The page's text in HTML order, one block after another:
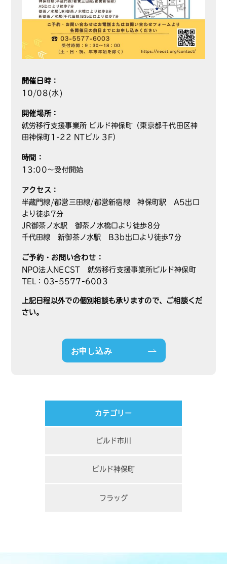
開催日時：
10/08(水)
開催場所：
就労移行支援事業所 ビルド神保町（東京都千代田区神
田神保町1-22 NTビル 3F）
時間：
13:00～受付開始
アクセス：
半蔵門線/都営三田線/都営新宿線 神保町駅 A5出口
より徒歩7分
JR御茶ノ水駅 御茶ノ水橋口より徒歩8分
千代田線 新御茶ノ水駅 B3b出口より徒歩7分
ご予約・お問い合わせ：
NPO法人NECST 就労移行支援事業所ビルド神保町
TEL：03-5577-6003
上記日程以外での個別相談も承りますので、ご相談くだ
さい。
お申し込み
カテゴリー
ビルド市川
ビルド神保町
フラッグ